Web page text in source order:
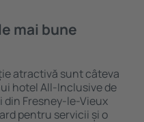
mai bune
atractivă sunt câteva
hotel All-Inclusive de
din Fresney-le-Vieux
pentru servicii și o